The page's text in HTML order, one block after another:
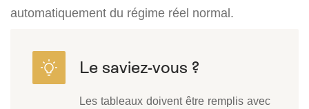
automatiquement du régime réel normal.
Les tableaux doivent être remplis avec